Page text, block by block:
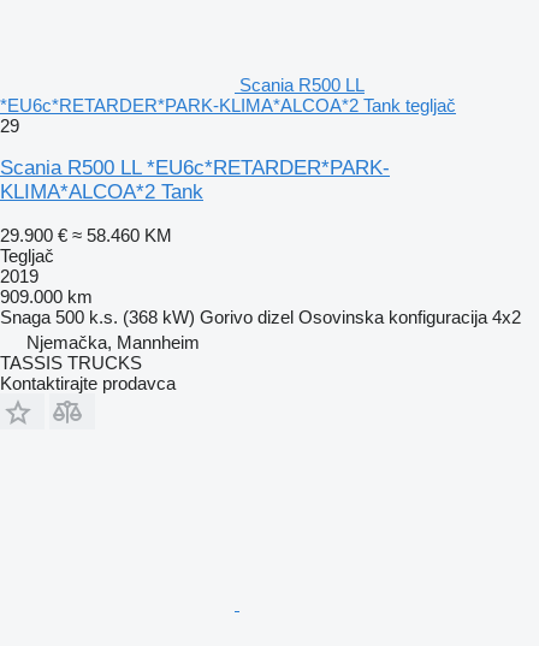
Scania R500 LL
*EU6c*RETARDER*PARK-KLIMA*ALCOA*2 Tank tegljač
29
Scania R500 LL *EU6c*RETARDER*PARK-
KLIMA*ALCOA*2 Tank
29.900 € ≈ 58.460 KM
Tegljač
2019
909.000 km
Snaga 500 k.s. (368 kW) Gorivo dizel Osovinska konfiguracija 4x2
Njemačka, Mannheim
TASSIS TRUCKS
Kontaktirajte prodavca